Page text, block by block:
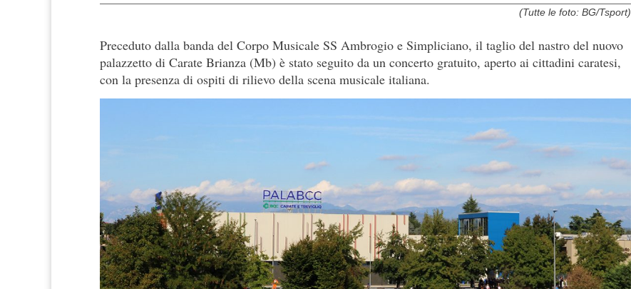
(Tutte le foto: BG/Tsport)
Preceduto dalla banda del Corpo Musicale SS Ambrogio e Simpliciano, il taglio del nastro del nuovo
palazzetto di Carate Brianza (Mb) è stato seguito da un concerto gratuito, aperto ai cittadini caratesi,
con la presenza di ospiti di rilievo della scena musicale italiana.